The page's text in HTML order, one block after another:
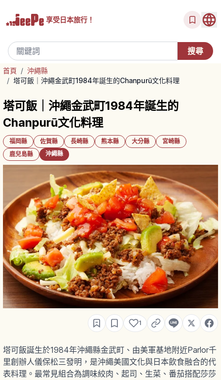
享受日本旅行！
首頁 / 沖繩縣
/ 塔可飯｜沖繩金武町1984年誕生的Chanpurū文化料理
塔可飯｜沖繩金武町1984年誕生的
Chanpurū文化料理
福岡縣 佐賀縣 長崎縣 熊本縣 大分縣
宮崎縣
鹿兒島縣
沖繩縣
1
塔可飯誕生於1984年沖繩縣金武町、由美軍基地附近Parlor千
里創辦人儀保松三發明，是沖繩美國文化與日本飲食融合的代
表料理。最常見組合為調味絞肉、起司、生菜、番茄搭配莎莎